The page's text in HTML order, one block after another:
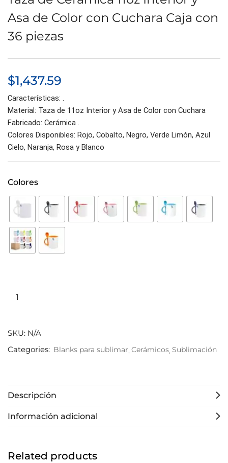
Asa de Color con Cuchara Caja con
36 piezas
$1,437.59
Características: .
Material: Taza de 11oz Interior y Asa de Color con Cuchara
Fabricado: Cerámica .
Colores Disponibles: Rojo, Cobalto, Negro, Verde Limón, Azul
Cielo, Naranja, Rosa y Blanco
Colores
SKU: N/A
Categories: Blanks para sublimar Cerámicos Sublimación
Descripción
Información adicional
Related products